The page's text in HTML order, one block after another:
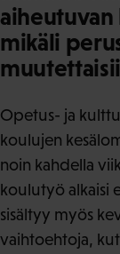
mikäli
Opetus- ja
koulujen
noin kahdella
koulutyö alkaisi
sisältyy myös
vaihtoehtoja,